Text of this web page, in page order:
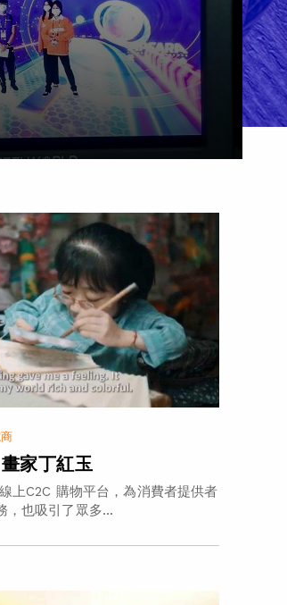
家丁紅玉
上C2C 購物平台，為消費者提供者
，也吸引了眾多...